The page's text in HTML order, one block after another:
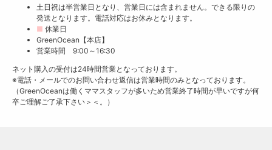
土日祝は半営業日となり、営業日には含まれません。できる限りの
発送となります。電話対応はお休みとなります。
■ 休業日
GreenOcean【本店】
営業時間 9:00～16:30
ネット購入の受付は24時間営業となっております。
※電話・メールでのお問い合わせ返信は営業時間のみとなっております。
（GreenOceanは働くママスタッフが多いため営業終了時間が早いですが何
卒ご理解ご了承下さい＞＜。）